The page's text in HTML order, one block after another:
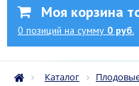
Моя корзина
0 позиций на сумму 0 руб.
Каталог